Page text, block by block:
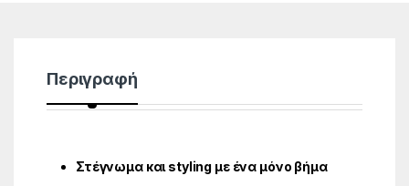
Περιγραφή
Στέγνωμα και styling με ένα μόνο βήμα